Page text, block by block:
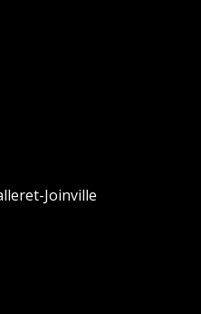
Joinville